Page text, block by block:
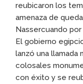
reubicaron los
amenaza de
Nassercuando
El gobierno
lanzó una llamada
colosales
con éxito y se